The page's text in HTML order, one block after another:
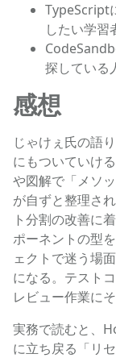
TypeScript
したい学習
探している
感想
じゃけぇ氏の語
にもついていけ
や図解で「メソ
が自ずと整理さ
ト分割の改善に
ポーネントの型
ェクトで迷う場
になる。テスト
レビュー作業に
実務で読むと、
に立ち戻る「リ